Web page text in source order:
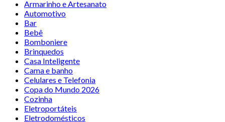
Armarinho e Artesanato
Automotivo
Bar
Bebê
Bomboniere
Brinquedos
Casa Inteligente
Cama e banho
Celulares e Telefonia
Copa do Mundo 2026
Cozinha
Eletroportáteis
Eletrodomésticos